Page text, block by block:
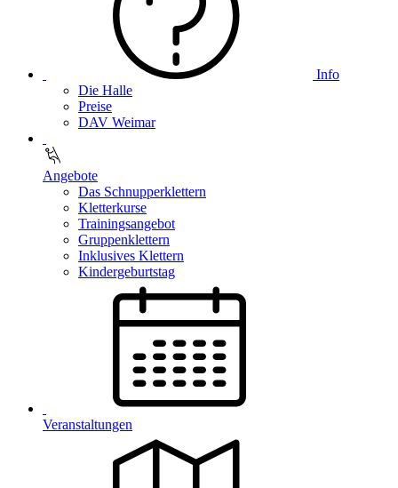
Info
Die Halle
Preise
DAV Weimar
Angebote
Das Schnupperklettern
Kletterkurse
Trainingsangebot
Gruppenklettern
Inklusives Klettern
Kindergeburtstag
Veranstaltungen